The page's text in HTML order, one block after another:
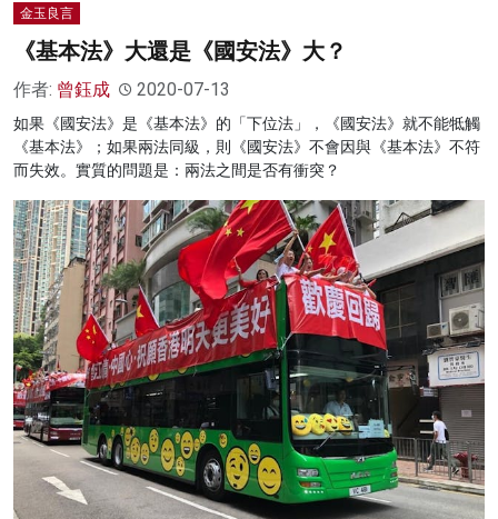
金玉良言
《基本法》大還是《國安法》大？
作者: 曾鈺成 2020-07-13
如果《國安法》是《基本法》的「下位法」，《國安法》就不能牴觸
《基本法》；如果兩法同級，則《國安法》不會因與《基本法》不符
而失效。實質的問題是：兩法之間是否有衝突？